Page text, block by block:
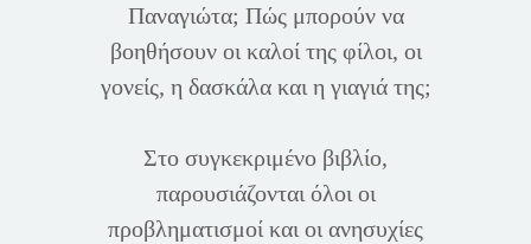
Παναγιώτα; Πώς μπορούν να
βοηθήσουν οι καλοί της φίλοι, οι
γονείς, η δασκάλα και η γιαγιά της;
Στο συγκεκριμένο βιβλίο,
παρουσιάζονται όλοι οι
προβληματισμοί και οι ανησυχίες